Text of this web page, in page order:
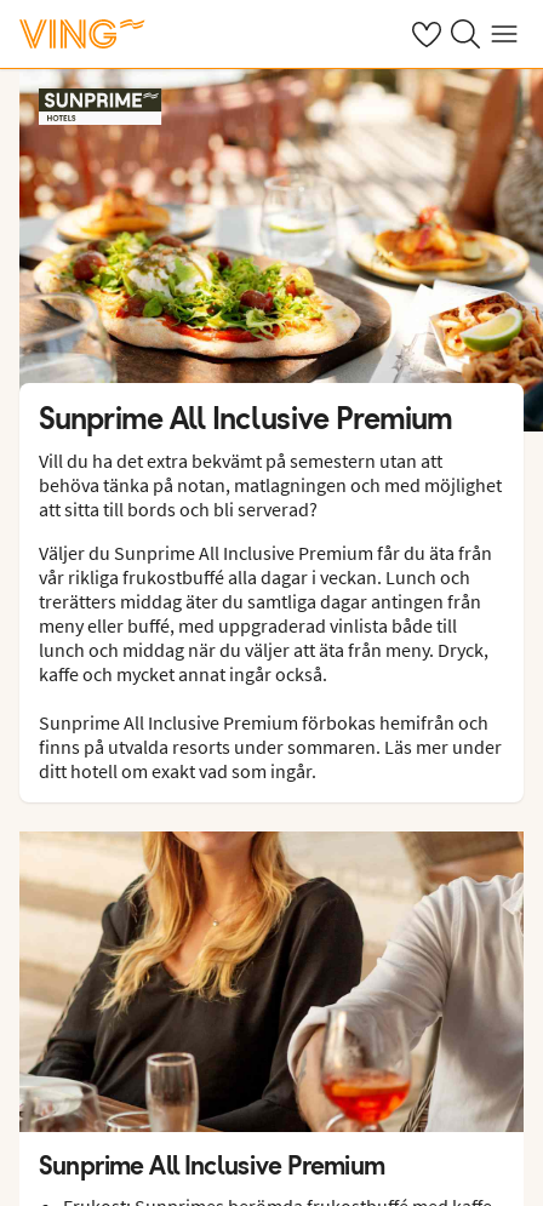
Se dinaSök på ving.se
Meny
Sunprime All Inclusive Premium
Vill du ha det extra bekvämt på semestern utan att
behöva tänka på notan, matlagningen och med möjlighet
att sitta till bords och bli serverad?
Väljer du Sunprime All Inclusive Premium får du äta från
vår rikliga frukostbuffé alla dagar i veckan. Lunch och
trerätters middag äter du samtliga dagar antingen från
meny eller buffé, med uppgraderad vinlista både till
lunch och middag när du väljer att äta från meny. Dryck,
kaffe och mycket annat ingår också.
Sunprime All Inclusive Premium förbokas hemifrån och
finns på utvalda resorts under sommaren. Läs mer under
ditt hotell om exakt vad som ingår.
Sunprime All Inclusive Premium